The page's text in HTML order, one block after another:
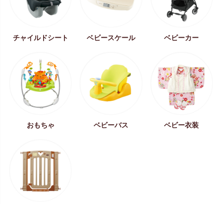
チャイルドシート ベビースケール ベビーカー
おもちゃ ベビーバス ベビー衣装